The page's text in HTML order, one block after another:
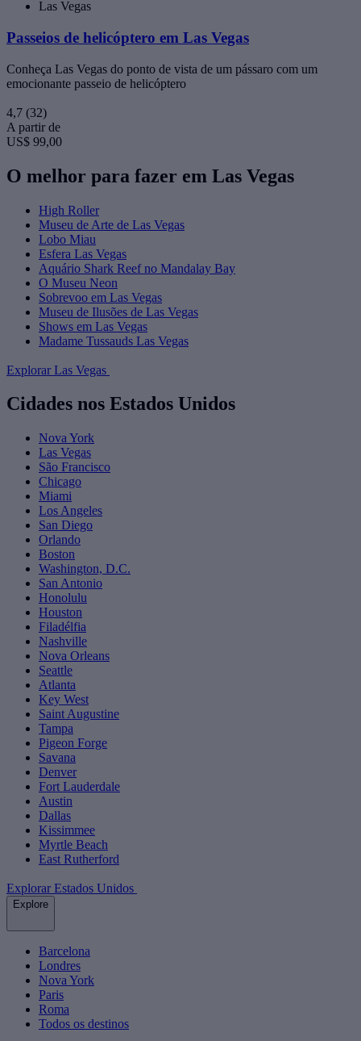
Las Vegas
Passeios de helicóptero em Las Vegas
Conheça Las Vegas do ponto de vista de um pássaro com um
emocionante passeio de helicóptero
4,7 (32)
A partir de
US$ 99,00
O melhor para fazer em Las Vegas
High Roller
Museu de Arte de Las Vegas
Lobo Miau
Esfera Las Vegas
Aquário Shark Reef no Mandalay Bay
O Museu Neon
Sobrevoo em Las Vegas
Museu de Ilusões de Las Vegas
Shows em Las Vegas
Madame Tussauds Las Vegas
Explorar Las Vegas
Cidades nos Estados Unidos
Nova York
Las Vegas
São Francisco
Chicago
Miami
Los Angeles
San Diego
Orlando
Boston
Washington, D.C.
San Antonio
Honolulu
Houston
Filadélfia
Nashville
Nova Orleans
Seattle
Atlanta
Key West
Saint Augustine
Tampa
Pigeon Forge
Savana
Denver
Fort Lauderdale
Austin
Dallas
Kissimmee
Myrtle Beach
East Rutherford
Explorar Estados Unidos
Explore
Barcelona
Londres
Nova York
Paris
Roma
Todos os destinos